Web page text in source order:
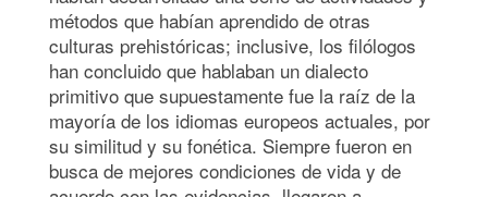
métodos que habían aprendido de otras
culturas prehistóricas; inclusive, los filólogos
han concluido que hablaban un dialecto
primitivo que supuestamente fue la raíz de la
mayoría de los idiomas europeos actuales, por
su similitud y su fonética. Siempre fueron en
busca de mejores condiciones de vida y de